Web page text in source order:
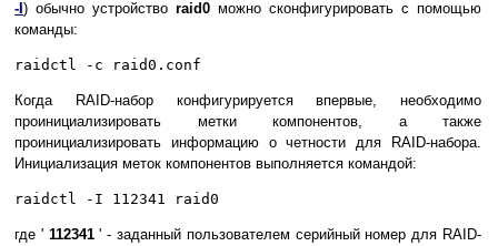
-I ) обычно устройство raid0 можно сконфигурировать с помощью
команды:
raidctl -c raid0.conf
Когда RAID-набор конфигурируется впервые, необходимо
проинициализировать метки компонентов, а также
проинициализировать информацию о четности для RAID-набора.
Инициализация меток компонентов выполняется командой:
raidctl -I 112341 raid0
где ' 112341' - заданный пользователем серийный номер для RAID-